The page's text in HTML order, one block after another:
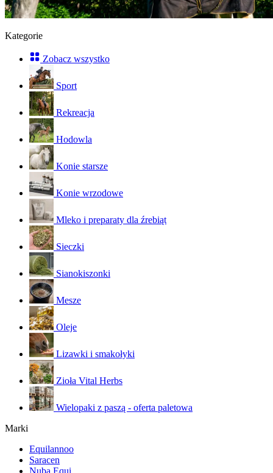
Kategorie
Zobacz wszystko
Sport
Rekreacja
Hodowla
Konie starsze
Konie wrzodowe
Mleko i preparaty dla źrebiąt
Sieczki
Sianokiszonki
Mesze
Oleje
Lizawki i smakołyki
Zioła Vital Herbs
Wielopaki z paszą - oferta paletowa
Marki
Equilannoo
Saracen
Nuba Equi